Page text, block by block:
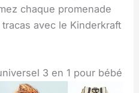
chaque promenade
avec le Kinderkraft
3 en 1 pour bébé